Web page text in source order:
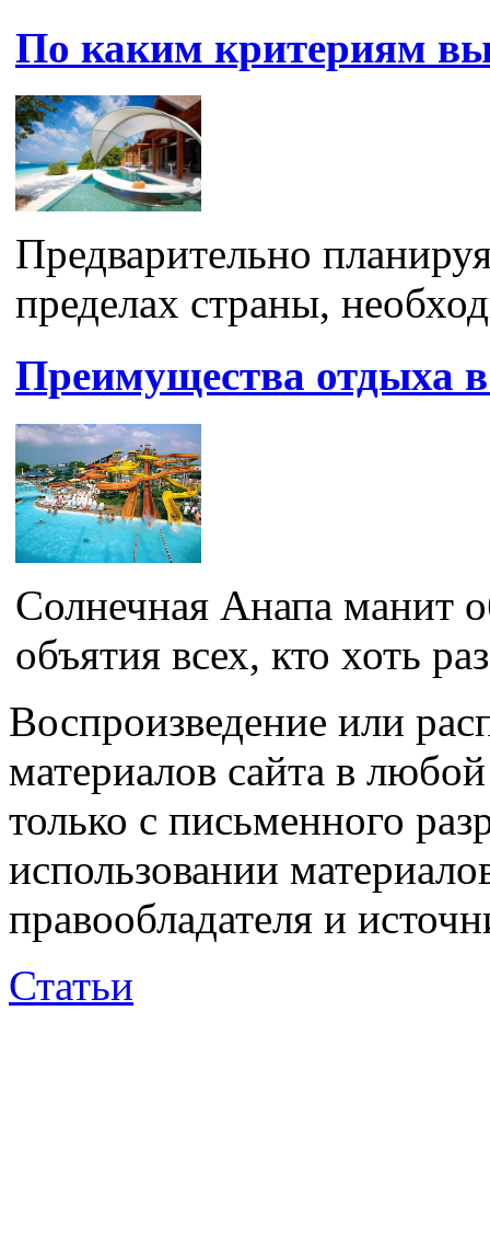
По каким критериям
Предварительно
пределах страны,
Преимущества отдыха
Солнечная Анапа манит
объятия всех, кто хоть
Воспроизведение или
материалов сайта в
только с письменного
использовании
правообладателя и
Статьи